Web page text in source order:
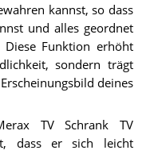
kannst, so dass
und alles geordnet
Funktion erhöht
sondern trägt
deines
TV Schrank TV
dass er sich leicht